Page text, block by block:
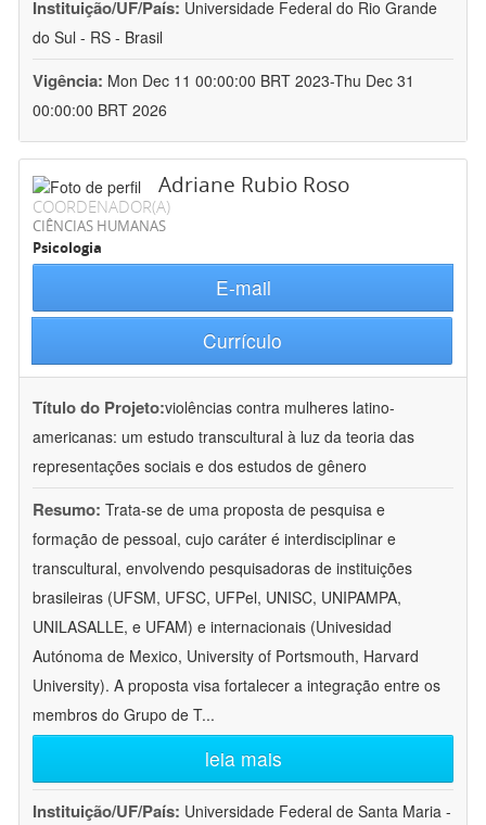
Instituição/UF/País: Universidade Federal do Rio Grande
do Sul - RS - Brasil
Vigência: Mon Dec 11 00:00:00 BRT 2023-Thu Dec 31
00:00:00 BRT 2026
Adriane Rubio Roso
COORDENADOR(A)
CIÊNCIAS HUMANAS
Psicologia
E-mail
Currículo
Título do Projeto:violências contra mulheres latino-
americanas: um estudo transcultural à luz da teoria das
representações sociais e dos estudos de gênero
Resumo: Trata-se de uma proposta de pesquisa e
formação de pessoal, cujo caráter é interdisciplinar e
transcultural, envolvendo pesquisadoras de instituições
brasileiras (UFSM, UFSC, UFPel, UNISC, UNIPAMPA,
UNILASALLE, e UFAM) e internacionais (Univesidad
Autónoma de Mexico, University of Portsmouth, Harvard
University). A proposta visa fortalecer a integração entre os
membros do Grupo de T...
leia mais
Instituição/UF/País: Universidade Federal de Santa Maria -